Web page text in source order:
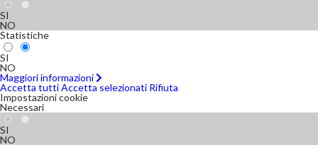
SI
NO
Statistiche
SI
NO
Maggiori informazioni
Accetta tuttiAccetta selezionati Rifiuta
Impostazioni cookie
Necessari
SI
NO